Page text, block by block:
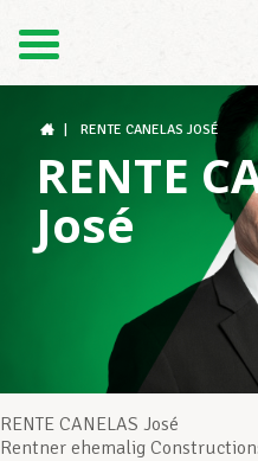
Der LCGB
Unterstützung
RENTE CANELAS JOSÉ
RENTE
José
RENTE CANELAS José
Rentner ehemalig